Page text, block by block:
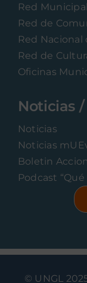
Red
Red de
Red Nacional
Red de
Oficinas
Noticias
Noticias
Noticias
Boletin
Podcast
© UNGL